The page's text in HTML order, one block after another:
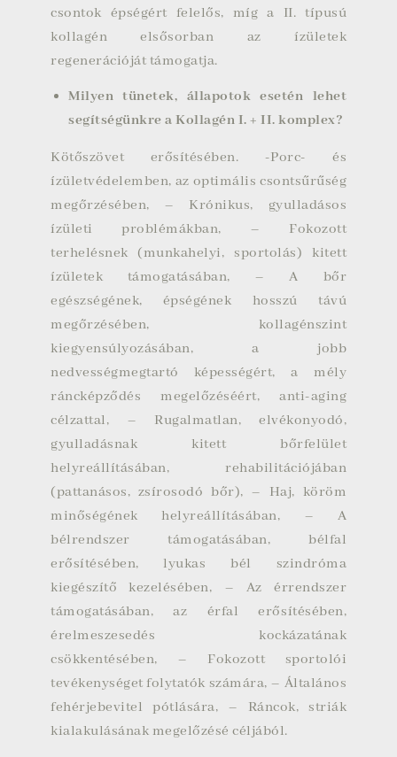
csontok épségért felelős, míg a II. típusú
kollagén elsősorban az ízületek
regenerációját támogatja.
Milyen tünetek, állapotok esetén lehet
segítségünkre a Kollagén I. + II. komplex?
Kötőszövet erősítésében. -Porc- és
ízületvédelemben, az optimális csontsűrűség
megőrzésében, – Krónikus, gyulladásos
ízületi problémákban, – Fokozott
terhelésnek (munkahelyi, sportolás) kitett
ízületek támogatásában, – A bőr
egészségének, épségének hosszú távú
megőrzésében, kollagénszint
kiegyensúlyozásában, a jobb
nedvességmegtartó képességért, a mély
ráncképződés megelőzéséért, anti-aging
célzattal, – Rugalmatlan, elvékonyodó,
gyulladásnak kitett bőrfelület
helyreállításában, rehabilitációjában
(pattanásos, zsírosodó bőr), – Haj, köröm
minőségének helyreállításában, – A
bélrendszer támogatásában, bélfal
erősítésében, lyukas bél szindróma
kiegészítő kezelésében, – Az érrendszer
támogatásában, az érfal erősítésében,
érelmeszesedés kockázatának
csökkentésében, – Fokozott sportolói
tevékenységet folytatók számára, – Általános
fehérjebevitel pótlására, – Ráncok, striák
kialakulásának megelőzésé céljából.